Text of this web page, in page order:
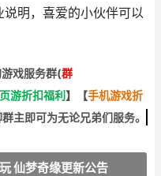
明，喜爱的小伙伴可以
戏服务群(群
页游折扣福利 】 【手机游戏折
主即可为无论兄弟们服务。
仙梦奇缘更新公告